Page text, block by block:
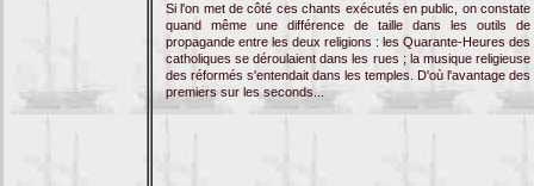
Si l'on met de côté ces chants exécutés en public, on constate
quand même une différence de taille dans les outils de
propagande entre les deux religions : les Quarante-Heures des
catholiques se déroulaient dans les rues ; la musique religieuse
des réformés s'entendait dans les temples. D'où l'avantage des
premiers sur les seconds...